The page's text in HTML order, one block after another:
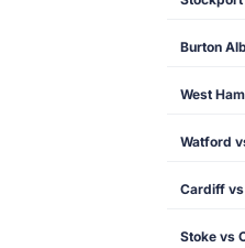
Burton
West
Watford
Cardiff
Stoke vs